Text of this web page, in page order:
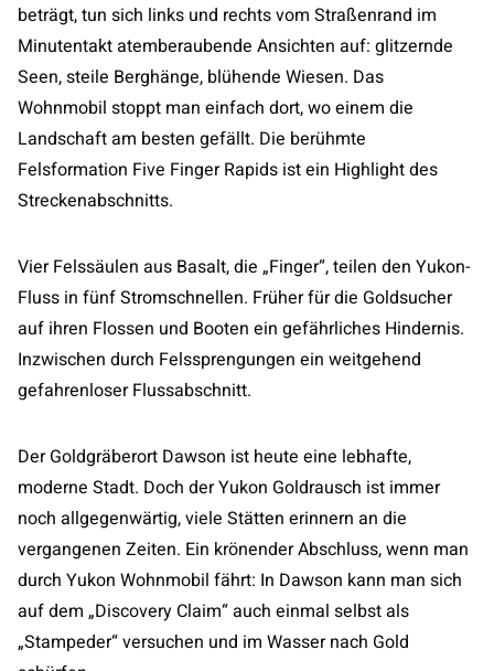
beträgt, tun sich links und rechts vom Straßenrand im
Minutentakt atemberaubende Ansichten auf: glitzernde
Seen, steile Berghänge, blühende Wiesen. Das
Wohnmobil stoppt man einfach dort, wo einem die
Landschaft am besten gefällt. Die berühmte
Felsformation Five Finger Rapids ist ein Highlight des
Streckenabschnitts.
Vier Felssäulen aus Basalt, die „Finger“, teilen den Yukon-
Fluss in fünf Stromschnellen. Früher für die Goldsucher
auf ihren Flossen und Booten ein gefährliches Hindernis.
Inzwischen durch Felssprengungen ein weitgehend
gefahrenloser Flussabschnitt.
Der Goldgräberort Dawson ist heute eine lebhafte,
moderne Stadt. Doch der Yukon Goldrausch ist immer
noch allgegenwärtig, viele Stätten erinnern an die
vergangenen Zeiten. Ein krönender Abschluss, wenn man
durch Yukon Wohnmobil fährt: In Dawson kann man sich
auf dem „Discovery Claim“ auch einmal selbst als
„Stampeder“ versuchen und im Wasser nach Gold